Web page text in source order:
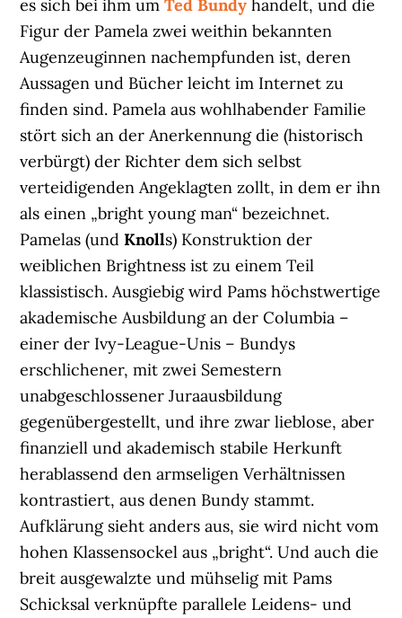
es sich bei ihm umTed Bundy handelt, und die
Figur der Pamela zwei weithin bekannten
Augenzeuginnen nachempfunden ist, deren
Aussagen und Bücher leicht im Internet zu
finden sind. Pamela aus wohlhabender Familie
stört sich an der Anerkennung die (historisch
verbürgt) der Richter dem sich selbst
verteidigenden Angeklagten zollt, in dem er ihn
als einen „bright young man“ bezeichnet.
Pamelas (undKnolls) Konstruktion der
weiblichen Brightness ist zu einem Teil
klassistisch. Ausgiebig wird Pams höchstwertige
akademische Ausbildung an der Columbia –
einer der Ivy-League-Unis – Bundys
erschlichener, mit zwei Semestern
unabgeschlossener Juraausbildung
gegenübergestellt, und ihre zwar lieblose, aber
finanziell und akademisch stabile Herkunft
herablassend den armseligen Verhältnissen
kontrastiert, aus denen Bundy stammt.
Aufklärung sieht anders aus, sie wird nicht vom
hohen Klassensockel aus „bright“. Und auch die
breit ausgewalzte und mühselig mit Pams
Schicksal verknüpfte parallele Leidens- und